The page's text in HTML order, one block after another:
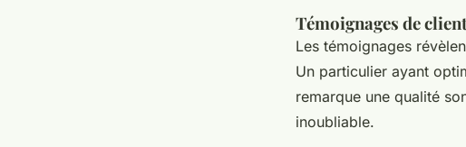
Témoignages de
Les témoignages
Un particulier ayant
remarque une qualité
inoubliable.